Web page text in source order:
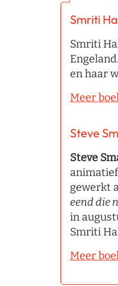
Smriti
Smriti
en haar
Meer
Steve
Steve
gewerkt
eend die
in
Smriti
Meer